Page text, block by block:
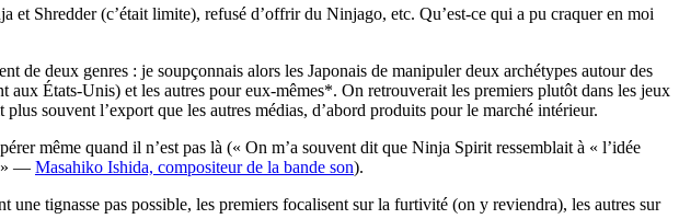
et Shredder (c’était limite), refusé d’offrir du Ninjago, etc. Qu’est-ce qui a pu craquer en moi
de deux genres : je soupçonnais alors les Japonais de manipuler deux archétypes autour des
aux États-Unis) et les autres pour eux-mêmes*. On retrouverait les premiers plutôt dans les jeux
souvent l’export que les autres médias, d’abord produits pour le marché intérieur.
même quand il n’est pas là (« On m’a souvent dit que Ninja Spirit ressemblait à « l’idée
» — Masahiko Ishida, compositeur de la bande son).
tignasse pas possible, les premiers focalisent sur la furtivité (on y reviendra), les autres sur